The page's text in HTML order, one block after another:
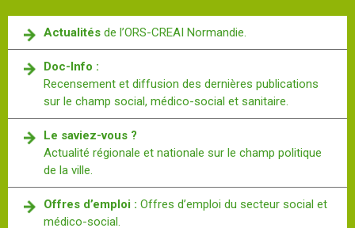
Actualités de l’ORS-CREAI Normandie.
Doc-Info :
Recensement et diffusion des dernières publications
sur le champ social, médico-social et sanitaire.
Le saviez-vous ?
Actualité régionale et nationale sur le champ politique
de la ville.
Offres d’emploi : Offres d’emploi du secteur social et
médico-social.